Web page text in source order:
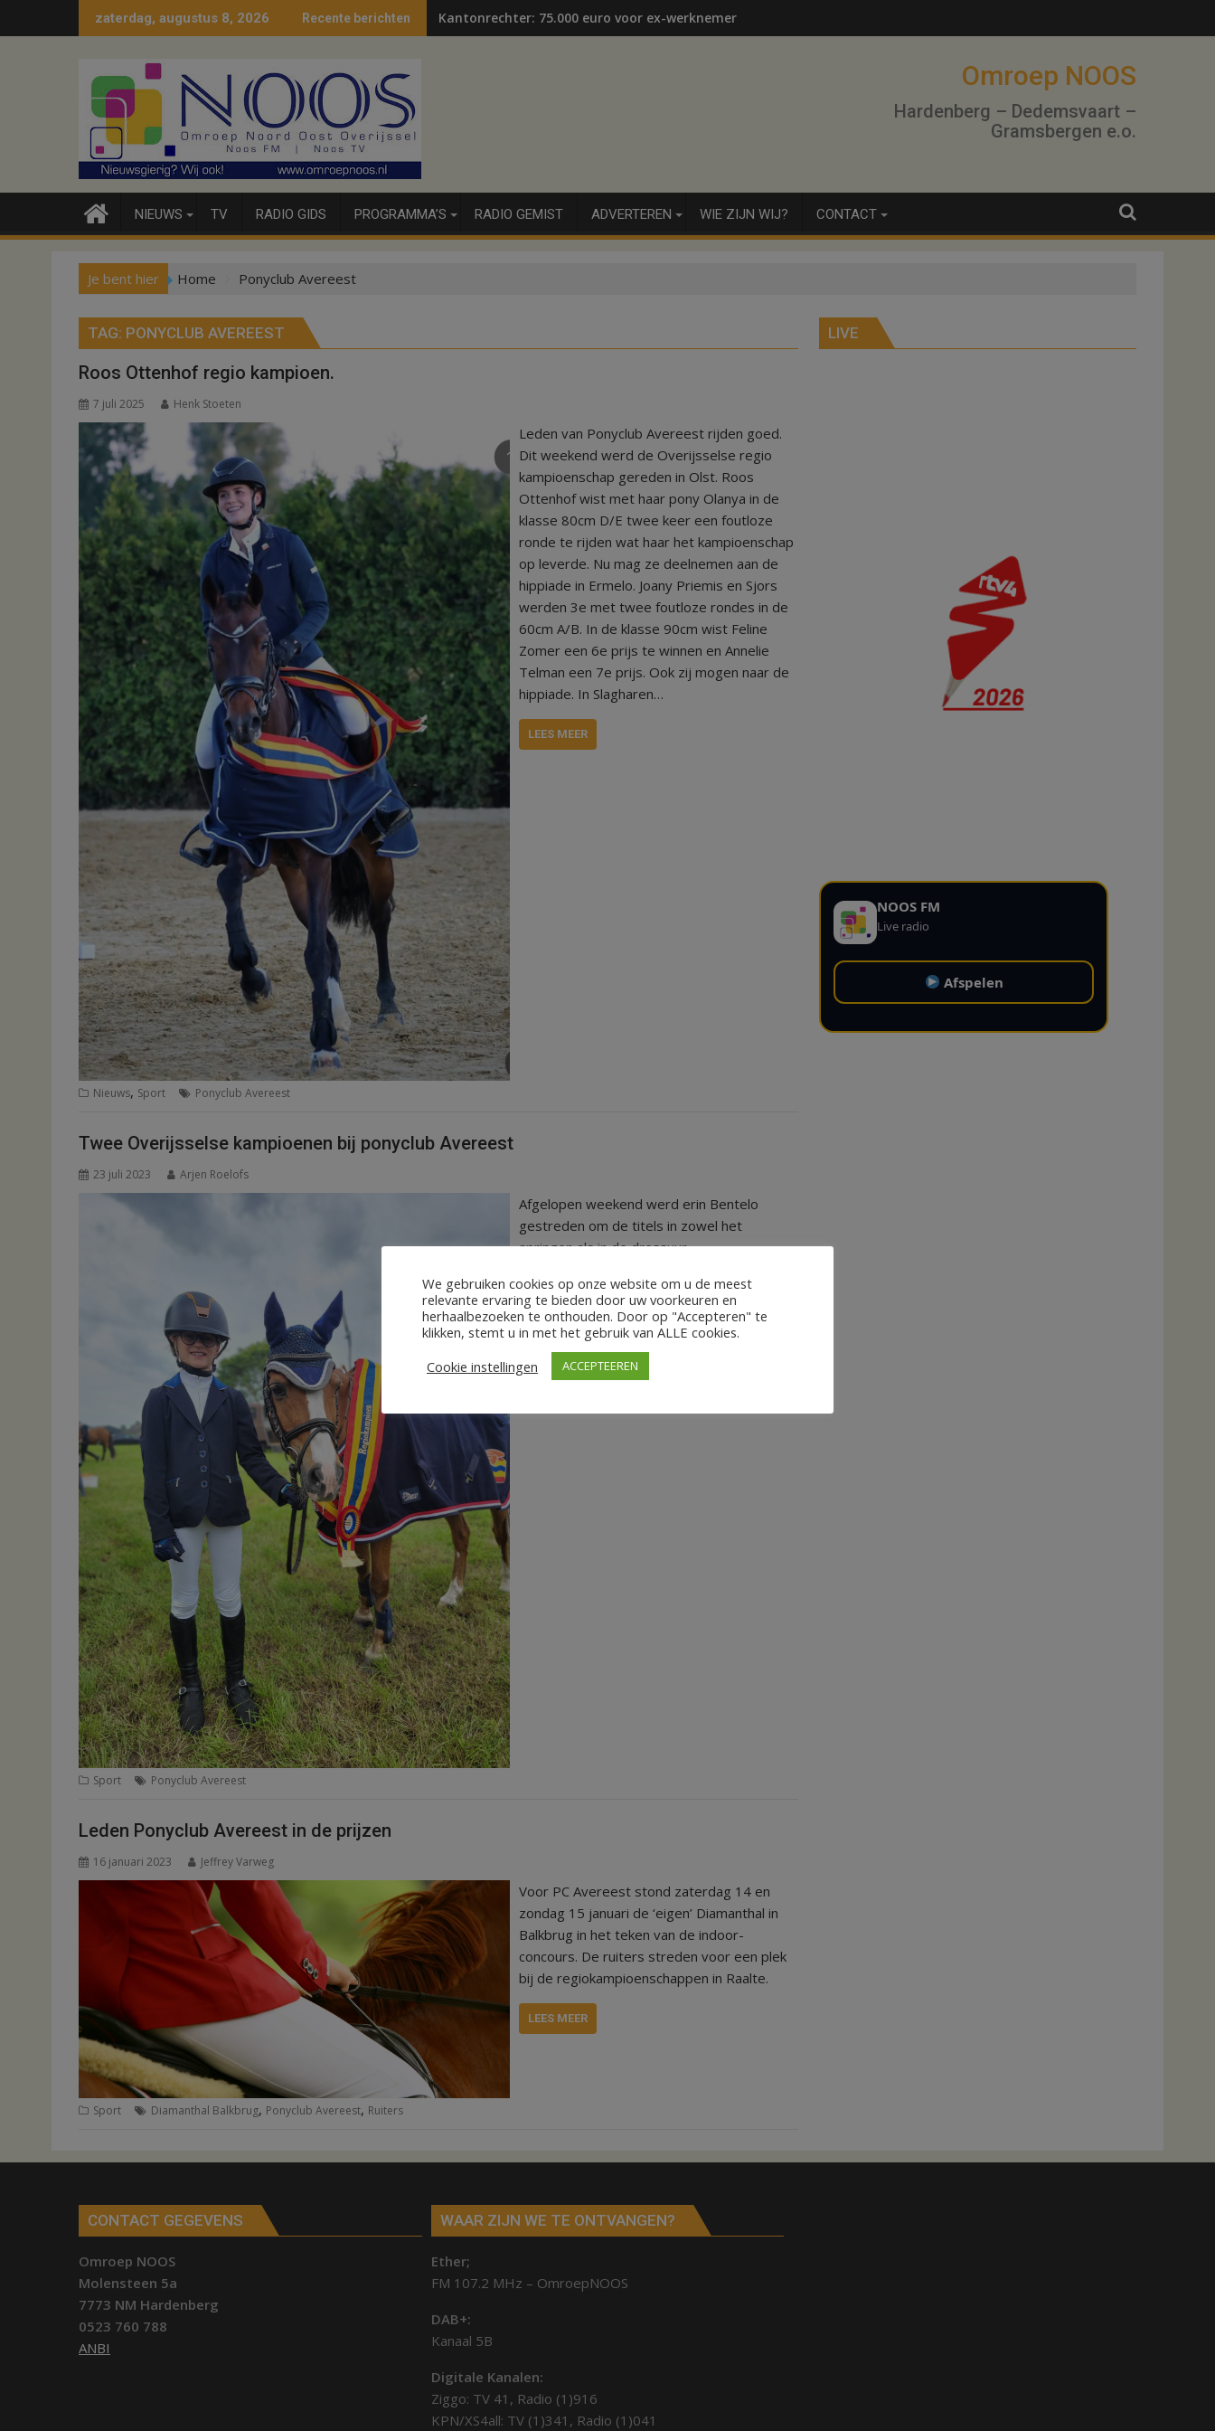
naar
zaterdag, augustus 8, 2026 Recente berichten Kantonrechter: 75.000 euro voor ex-werknemers
Omroep NOOS
Hardenberg – Dedemsvaart –
Gramsbergen e.o.
NIEUWS TV RADIO GIDS PROGRAMMA’S RADIO GEMIST ADVERTEREN WIE ZIJN WIJ? CONTACT
Je bent hier Home Ponyclub Avereest
TAG: PONYCLUB AVEREEST
Roos Ottenhof regio kampioen.
7 juli 2025 Henk Stoeten
Leden van Ponyclub Avereest rijden goed.
Dit weekend werd de Overijsselse regio
kampioenschap gereden in Olst. Roos
Ottenhof wist met haar pony Olanya in de
klasse 80cm D/E twee keer een foutloze
ronde te rijden wat haar het kampioenschap
op leverde. Nu mag ze deelnemen aan de
hippiade in Ermelo. Joany Priemis en Sjors
werden 3e met twee foutloze rondes in de
60cm A/B. In de klasse 90cm wist Feline
Zomer een 6e prijs te winnen en Annelie
Telman een 7e prijs. Ook zij mogen naar de
hippiade. In Slagharen…
LEES MEER
Nieuws, Sport Ponyclub Avereest
Twee Overijsselse kampioenen bij ponyclub Avereest
23 juli 2023 Arjen Roelofs
Afgelopen weekend werd erin Bentelo
gestreden om de titels in zowel het
springen als in de dressuur.
LEES MEER
Sport Ponyclub Avereest
Leden Ponyclub Avereest in de prijzen
16 januari 2023 Jeffrey Varweg
Voor PC Avereest stond zaterdag 14 en
zondag 15 januari de ‘eigen’ Diamanthal in
Balkbrug in het teken van de indoor-
concours. De ruiters streden voor een plek
bij de regiokampioenschappen in Raalte.
LEES MEER
Sport Diamanthal Balkbrug, Ponyclub Avereest, Ruiters
LIVE
NOOS FM
Live radio
Afspelen
CONTACT GEGEVENS
Omroep NOOS
Molensteen 5a
7773 NM Hardenberg
0523 760 788
ANBI
WAAR ZIJN WE TE ONTVANGEN?
Ether;
FM 107.2 MHz – OmroepNOOS
DAB+:
Kanaal 5B
Digitale Kanalen:
Ziggo: TV 41, Radio (1)916
KPN/XS4all: TV (1)341, Radio (1)041
We gebruiken cookies op onze website om u de meest
relevante ervaring te bieden door uw voorkeuren en
herhaalbezoeken te onthouden. Door op "Accepteren" te
klikken, stemt u in met het gebruik van ALLE cookies.
Cookie instellingen
ACCEPTEEREN